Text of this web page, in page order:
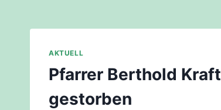
AKTUELL
Pfarrer Berthold Kraft
gestorben